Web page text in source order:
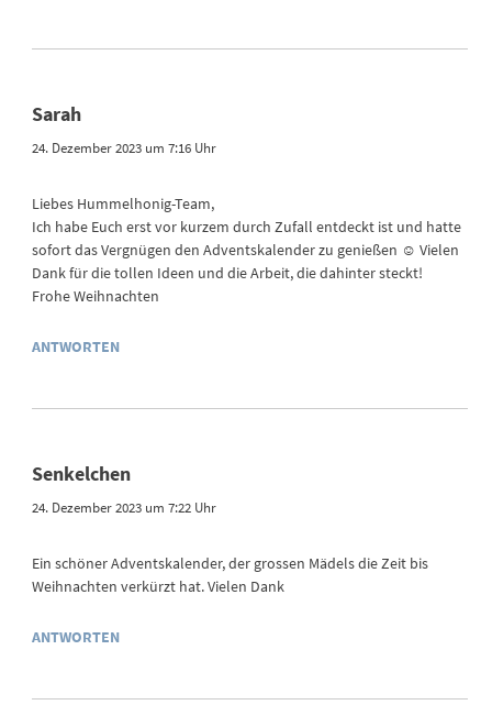
Sarah
24. Dezember 2023 um 7:16 Uhr
Liebes Hummelhonig-Team,
Ich habe Euch erst vor kurzem durch Zufall entdeckt ist und hatte
sofort das Vergnügen den Adventskalender zu genießen ☺️ Vielen
Dank für die tollen Ideen und die Arbeit, die dahinter steckt!
Frohe Weihnachten
ANTWORTEN
Senkelchen
24. Dezember 2023 um 7:22 Uhr
Ein schöner Adventskalender, der grossen Mädels die Zeit bis
Weihnachten verkürzt hat. Vielen Dank
ANTWORTEN